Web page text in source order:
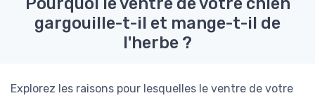
gargouille-t-il et mange-t-il de
l'herbe ?
Explorez les raisons pour lesquelles le ventre de votre